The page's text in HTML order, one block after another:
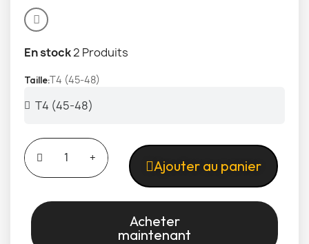
En stock2 Produits
TailleT4 (45-48)
Ajouter au panier
Acheter
maintenant